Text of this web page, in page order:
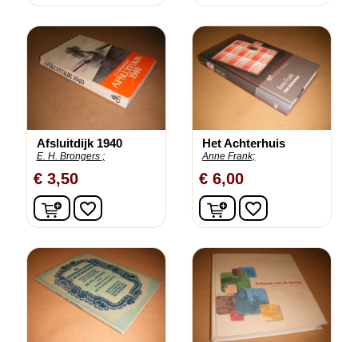
Afsluitdijk 1940
E. H. Brongers ;
€ 3,50
In winkelwagen
favorite_border
Het Achterhuis
Anne Frank;
€ 6,00
In winkelwagen
favorite_border